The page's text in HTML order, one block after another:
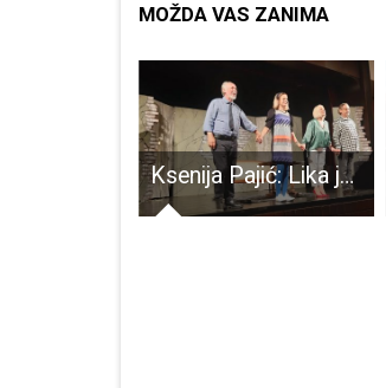
MOŽDA VAS ZANIMA
Ksenija Pajić: Lika je prekrasna